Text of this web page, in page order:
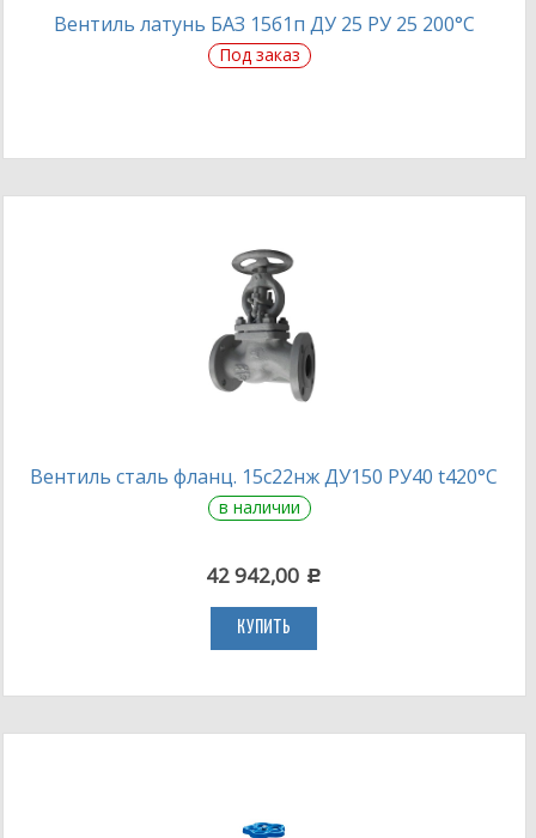
Вентиль латунь БАЗ 15б1п ДУ 25 РУ 25 200°С
Под заказ
Вентиль сталь фланц. 15с22нж ДУ150 РУ40 t420°С
в наличии
42 942,00 c
КУПИТЬ